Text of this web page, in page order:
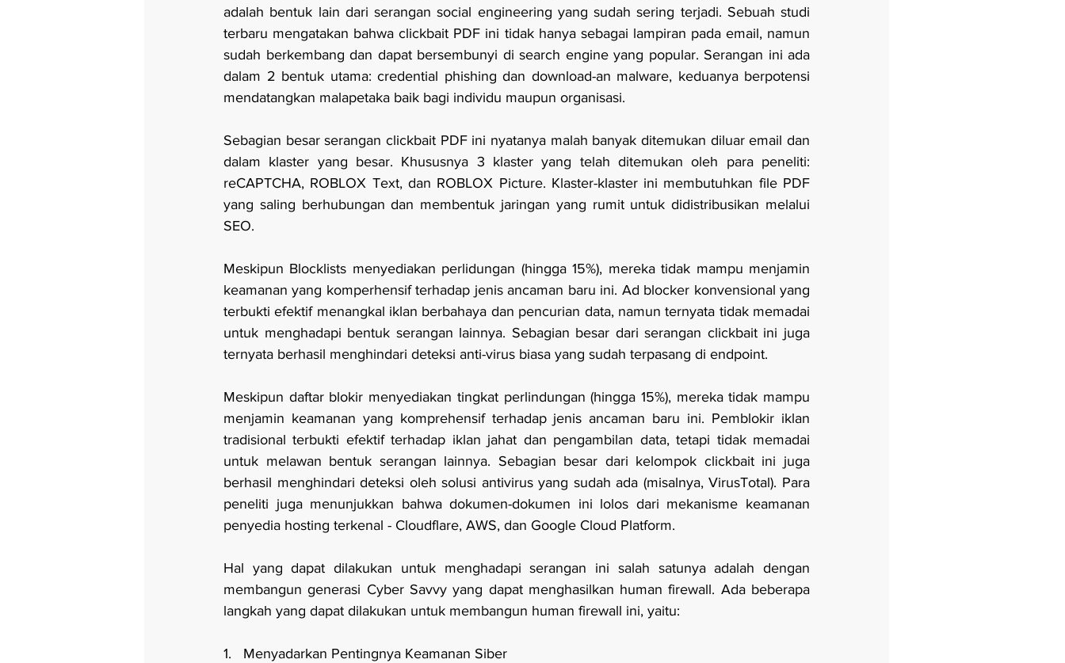
adalah bentuk lain dari serangan social engineering yang sudah sering terjadi. Sebuah studi
terbaru mengatakan bahwa clickbait PDF ini tidak hanya sebagai lampiran pada email, namun
sudah berkembang dan dapat bersembunyi di search engine yang popular. Serangan ini ada
dalam 2 bentuk utama: credential phishing dan download-an malware, keduanya berpotensi
mendatangkan malapetaka baik bagi individu maupun organisasi.
Sebagian besar serangan clickbait PDF ini nyatanya malah banyak ditemukan diluar email dan
dalam klaster yang besar. Khususnya 3 klaster yang telah ditemukan oleh para peneliti:
reCAPTCHA, ROBLOX Text, dan ROBLOX Picture. Klaster-klaster ini membutuhkan file PDF
yang saling berhubungan dan membentuk jaringan yang rumit untuk didistribusikan melalui
SEO.
Meskipun Blocklists menyediakan perlidungan (hingga 15%), mereka tidak mampu menjamin
keamanan yang komperhensif terhadap jenis ancaman baru ini. Ad blocker konvensional yang
terbukti efektif menangkal iklan berbahaya dan pencurian data, namun ternyata tidak memadai
untuk menghadapi bentuk serangan lainnya. Sebagian besar dari serangan clickbait ini juga
ternyata berhasil menghindari deteksi anti-virus biasa yang sudah terpasang di endpoint.
Meskipun daftar blokir menyediakan tingkat perlindungan (hingga 15%), mereka tidak mampu
menjamin keamanan yang komprehensif terhadap jenis ancaman baru ini. Pemblokir iklan
tradisional terbukti efektif terhadap iklan jahat dan pengambilan data, tetapi tidak memadai
untuk melawan bentuk serangan lainnya. Sebagian besar dari kelompok clickbait ini juga
berhasil menghindari deteksi oleh solusi antivirus yang sudah ada (misalnya, VirusTotal). Para
peneliti juga menunjukkan bahwa dokumen-dokumen ini lolos dari mekanisme keamanan
penyedia hosting terkenal - Cloudflare, AWS, dan Google Cloud Platform.
Hal yang dapat dilakukan untuk menghadapi serangan ini salah satunya adalah dengan
membangun generasi Cyber Savvy yang dapat menghasilkan human firewall. Ada beberapa
langkah yang dapat dilakukan untuk membangun human firewall ini, yaitu:
1.   Menyadarkan Pentingnya Keamanan Siber